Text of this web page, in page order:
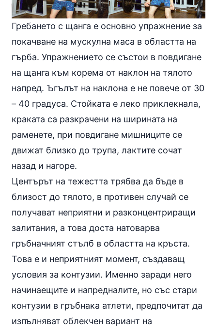
Гребането с щанга e основно упражнение за
покачване на мускулна маса в областта на
гърба. Упражнението се състои в повдигане
на щанга към корема от наклон на тялото
напред. Ъгълът на наклона е не повече от 30
– 40 градуса. Стойката е леко приклекнала,
краката са разкрачени на ширината на
раменете, при повдигане мишниците се
движат близко до трупа, лактите сочат
назад и нагоре.
Центърът на тежестта трябва да бъде в
близост до тялото, в противен случай се
получават неприятни и разконцентриращи
залитания, а това доста натоварва
гръбначният стълб в областта на кръста.
Това е и неприятният момент, създаващ
условия за контузии. Именно заради него
начинаещите и напредналите, но със стари
контузии в гръбнака атлети, предпочитат да
изпълняват облекчен вариант на